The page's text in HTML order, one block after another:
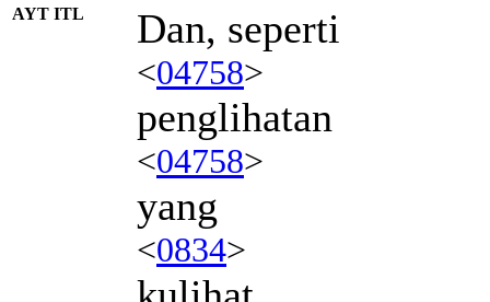
AYT ITL Dan, seperti
<04758>
penglihatan
<04758>
yang
<0834>